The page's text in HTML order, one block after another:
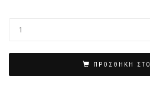
ΠΡΟΣΘΉΚΗ ΣΤΟ